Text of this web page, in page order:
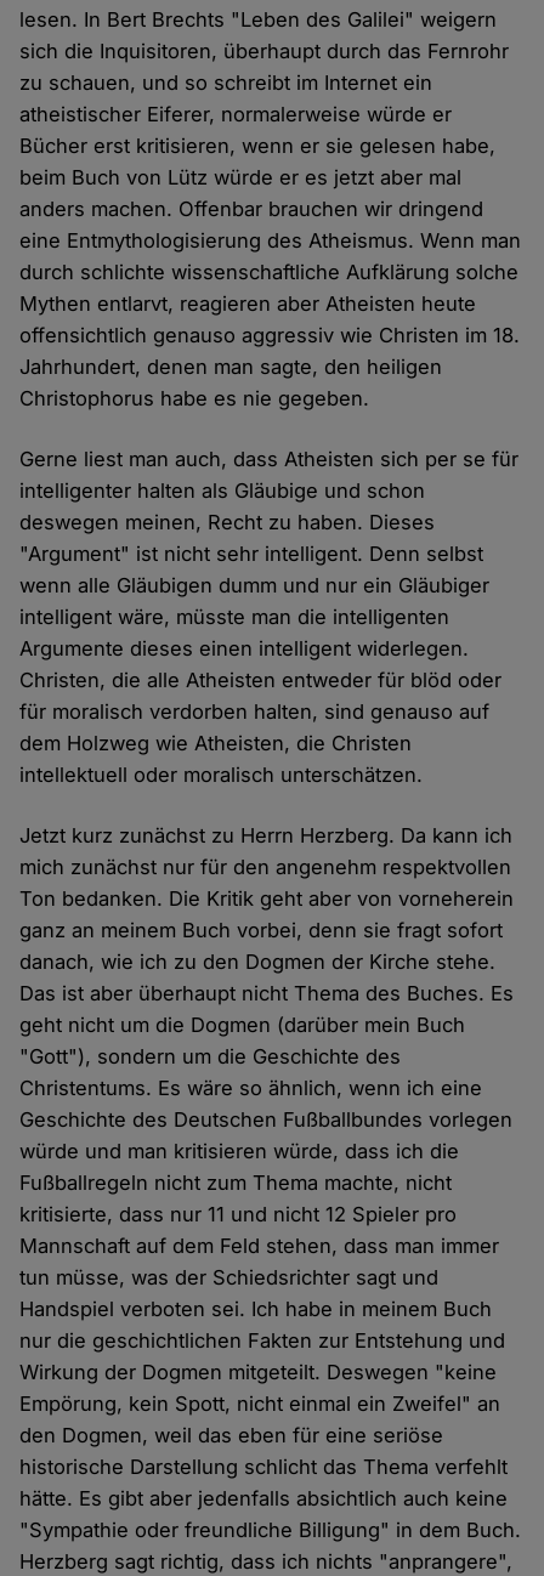
lesen. In Bert Brechts "Leben des Galilei" weigern
sich die Inquisitoren, überhaupt durch das Fernrohr
zu schauen, und so schreibt im Internet ein
atheistischer Eiferer, normalerweise würde er
Bücher erst kritisieren, wenn er sie gelesen habe,
beim Buch von Lütz würde er es jetzt aber mal
anders machen. Offenbar brauchen wir dringend
eine Entmythologisierung des Atheismus. Wenn man
durch schlichte wissenschaftliche Aufklärung solche
Mythen entlarvt, reagieren aber Atheisten heute
offensichtlich genauso aggressiv wie Christen im 18.
Jahrhundert, denen man sagte, den heiligen
Christophorus habe es nie gegeben.
Gerne liest man auch, dass Atheisten sich per se für
intelligenter halten als Gläubige und schon
deswegen meinen, Recht zu haben. Dieses
"Argument" ist nicht sehr intelligent. Denn selbst
wenn alle Gläubigen dumm und nur ein Gläubiger
intelligent wäre, müsste man die intelligenten
Argumente dieses einen intelligent widerlegen.
Christen, die alle Atheisten entweder für blöd oder
für moralisch verdorben halten, sind genauso auf
dem Holzweg wie Atheisten, die Christen
intellektuell oder moralisch unterschätzen.
Jetzt kurz zunächst zu Herrn Herzberg. Da kann ich
mich zunächst nur für den angenehm respektvollen
Ton bedanken. Die Kritik geht aber von vorneherein
ganz an meinem Buch vorbei, denn sie fragt sofort
danach, wie ich zu den Dogmen der Kirche stehe.
Das ist aber überhaupt nicht Thema des Buches. Es
geht nicht um die Dogmen (darüber mein Buch
"Gott"), sondern um die Geschichte des
Christentums. Es wäre so ähnlich, wenn ich eine
Geschichte des Deutschen Fußballbundes vorlegen
würde und man kritisieren würde, dass ich die
Fußballregeln nicht zum Thema machte, nicht
kritisierte, dass nur 11 und nicht 12 Spieler pro
Mannschaft auf dem Feld stehen, dass man immer
tun müsse, was der Schiedsrichter sagt und
Handspiel verboten sei. Ich habe in meinem Buch
nur die geschichtlichen Fakten zur Entstehung und
Wirkung der Dogmen mitgeteilt. Deswegen "keine
Empörung, kein Spott, nicht einmal ein Zweifel" an
den Dogmen, weil das eben für eine seriöse
historische Darstellung schlicht das Thema verfehlt
hätte. Es gibt aber jedenfalls absichtlich auch keine
"Sympathie oder freundliche Billigung" in dem Buch.
Herzberg sagt richtig, dass ich nichts "anprangere",